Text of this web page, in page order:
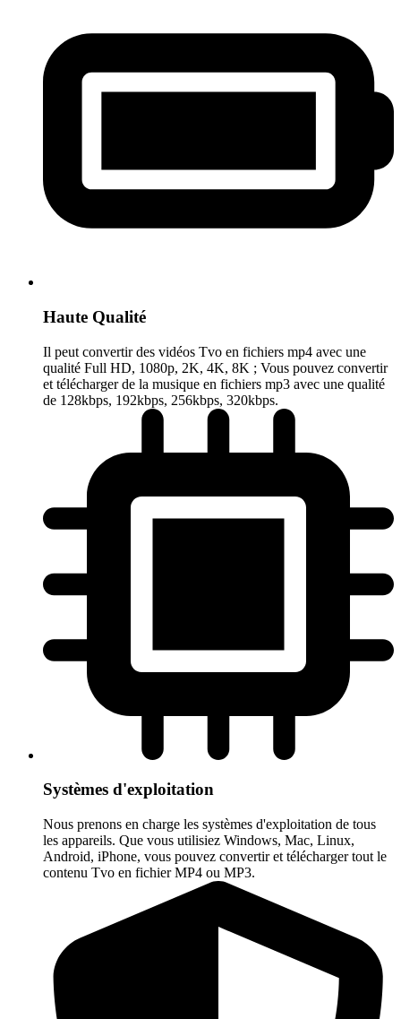
Haute Qualité
Il peut convertir des vidéos Tvo en fichiers mp4 avec une
qualité Full HD, 1080p, 2K, 4K, 8K ; Vous pouvez convertir
et télécharger de la musique en fichiers mp3 avec une qualité
de 128kbps, 192kbps, 256kbps, 320kbps.
Systèmes d'exploitation
Nous prenons en charge les systèmes d'exploitation de tous
les appareils. Que vous utilisiez Windows, Mac, Linux,
Android, iPhone, vous pouvez convertir et télécharger tout le
contenu Tvo en fichier MP4 ou MP3.